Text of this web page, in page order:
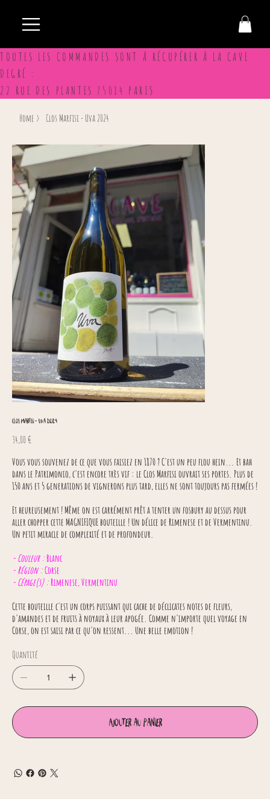
Home > Clos Marfisi - Uva 2024
Clos Marfisi - Uva 2024
Prix
34,00 €
Vous vous souvenez de ce que vous faisiez en 1870 ? C'est un peu flou hein... Et bah
dans le Patrimonio, c'est encore très vif : le Clos Marfisi ouvrait ses portes. Plus de
150 ans et 5 generations de vignerons plus tard, elles ne sont toujours pas fermées !
Et heureusement ! Même on est carrément prêt a tenter un fosbury au dessus pour
aller chopper cette MAGNIFIQUE bouteille ! Un délice de Rimenese et de Vermentinu.
Un petit miracle de complexité et de profondeur.
- Couleur : Blanc
- Région :Corse
- Cépage(s) :Rimenese, Vermentinu
Cette bouteille c'est un corps puissant qui cache de déclicates notes de fleurs,
d'amandes et de fruits à noyaux à leur apogée. Comme n'importe quel voyage en
Corse, on est saisi par ce qu'on ressent... Une belle emotion !
Quantité
Ajouter au panier
TOUTES LES COMMANDES SONT À RÉCUPÉRER À LA CAVE
DEGRÉ :
22 RUE DES PLANTES 75014 PARIS